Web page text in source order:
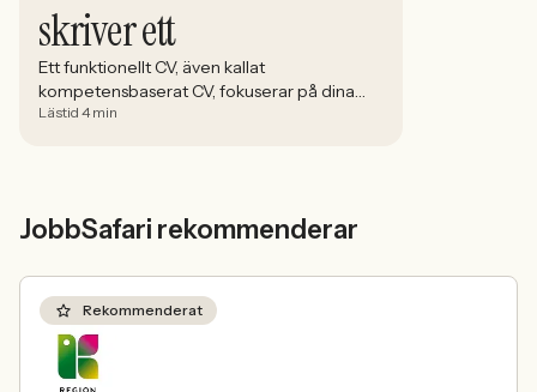
skriver ett
Ett funktionellt CV, även kallat
kompetensbaserat CV, fokuserar på dina
färdigheter och kompetenser snarare än
Lästid 4 min
JobbSafari rekommenderar
Rekommenderat